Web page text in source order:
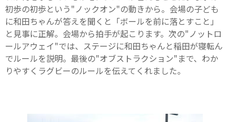
初歩の初歩という"ノックオン"の動きから。会場の子ども
に和田ちゃんが答えを聞くと「ボールを前に落とすこと」
と見事に正解。会場から拍手が起こります。次の"ノットロ
ールアウェイ"では、ステージに和田ちゃんと稲田が寝転ん
でルールを説明。最後の"オブストラクション"まで、わか
りやすくラグビーのルールを伝えてくれました。